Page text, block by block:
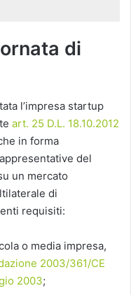
di
l’impresa startup
art. 25 D.L. 18.10.2012
in forma
del
un mercato
di
requisiti:
o media impresa,
2003/361/CE
2003;